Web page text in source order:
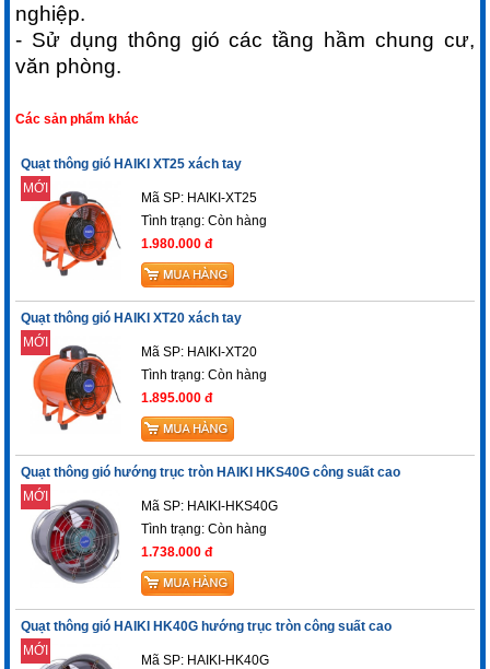
nghiệp.
- Sử dụng thông gió các tầng hầm chung cư,
văn phòng.
Các sản phẩm khác
Quạt thông gió HAIKI XT25 xách tay
MỚI
Mã SP: HAIKI-XT25
Tình trạng:Còn hàng
1.980.000 đ
Quạt thông gió HAIKI XT20 xách tay
MỚI
Mã SP: HAIKI-XT20
Tình trạng:Còn hàng
1.895.000 đ
Quạt thông gió hướng trục tròn HAIKI HKS40G công suất cao
MỚI
Mã SP: HAIKI-HKS40G
Tình trạng:Còn hàng
1.738.000 đ
Quạt thông gió HAIKI HK40G hướng trục tròn công suất cao
MỚI
Mã SP: HAIKI-HK40G